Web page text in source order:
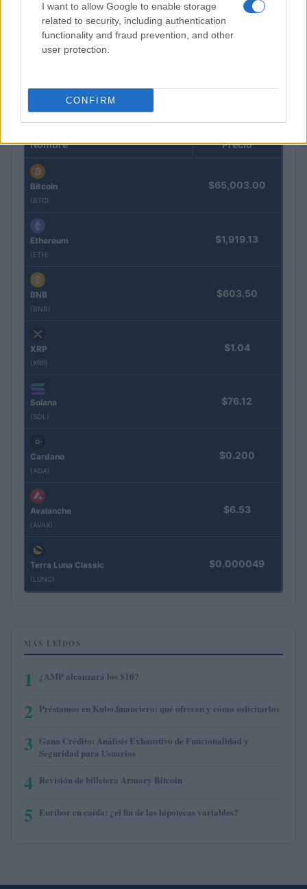
I want to allow Google to enable storage
related to security, including authentication
functionality and fraud prevention, and other
user protection.
CONFIRM
Guía para comparar créditos: TIN, TAE y comisiones
explicadas
Marta Ruiz · 8 Ago 2026
COTIZACIONES CRYPTO
Nombre Precio
Bitcoin
(BTC)
$65,003.00
Ethereum
(ETH)
$1,919.13
BNB
(BNB)
$603.50
XRP
(XRP)
$1.04
Solana
(SOL)
$76.12
Cardano
(ADA)
$0.200
Avalanche
(AVAX)
$6.53
Terra Luna Classic
(LUNC)
$0.000049
MÁS LEÍDOS
1 ¿AMP alcanzará los $10?
2 Préstamos en Kubo.financiero: qué ofrecen y cómo solicitarlos
3 Gana Crédito: Análisis Exhaustivo de Funcionalidad y
Seguridad para Usuarios
4 Revisión de billetera Armory Bitcoin
5 Euríbor en caída: ¿el fin de las hipotecas variables?